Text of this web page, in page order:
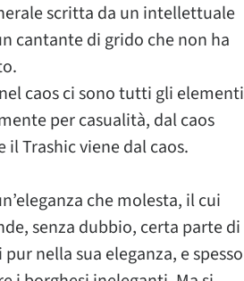
scritta da un intellettuale
cantante di grido che non ha
caos ci sono tutti gli elementi
per casualità, dal caos
Trashic viene dal caos.
che molesta, il cui
senza dubbio, certa parte di
nella sua eleganza, e spesso